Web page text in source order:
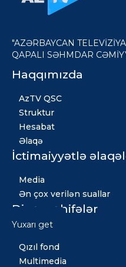
"AZƏRBAYCAN
QAPALI SƏHMDAR
Haqqımızda
AzTV QSC
Struktur
Hesabat
Əlaqə
İctimaiyyətlə
Media
Ən çox verilən suallar
Digər səhifələr
Qızıl fond
Multimedia
Yuxarı get